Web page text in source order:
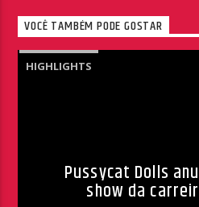
VOCÊ TAMBÉM PODE GOSTAR
HIGHLIGHTS
Pussycat Dolls
show da